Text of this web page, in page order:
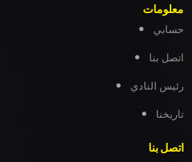
معلومات
حسابي
اتصل بنا
رئيس النادي
تاريخنا
اتصل بنا